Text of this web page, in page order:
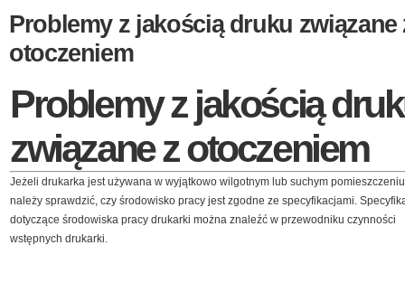
Problemy z jakością druku związane
otoczeniem
Problemy z jakością
związane z otoczeniem
Jeżeli drukarka jest używana w wyjątkowo wilgotnym lub suchym
należy sprawdzić, czy środowisko pracy jest zgodne ze specyfikacjami.
dotyczące środowiska pracy drukarki można znaleźć w przewodniku czynności
wstępnych drukarki.